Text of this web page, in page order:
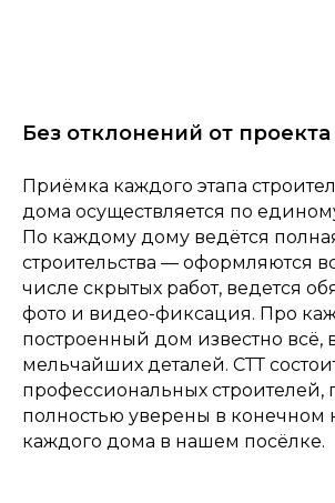
Без отклонений от
Приёмка каждого этапа
дома осуществляется по
По каждому дому ведётся
строительства — оформляются
числе скрытых работ, ведется
фото и видео-фиксация. Про
построенный дом известно всё,
мельчайших деталей. СТТ
профессиональных строителей,
полностью уверены в конечном
каждого дома в нашем посёлке.